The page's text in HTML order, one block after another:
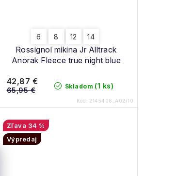
Rossignol mikina Jr Alltrack
Anorak Fleece true night blue
6 8 12 14
Skladom (1 ks)
42,87 €
65,95 €
Kód: 2145406_A02/10
34 %
Výpredaj